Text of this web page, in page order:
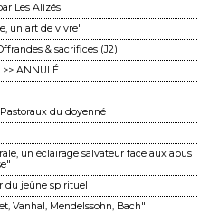
Les Alizés
un art de vivre"
& sacrifices (J2)
>> ANNULÉ
du doyenné
un éclairage salvateur face aux abus
du jeûne spirituel
Vanhal, Mendelssohn, Bach"